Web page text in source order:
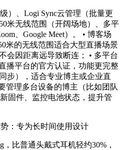
）、Logi Sync云管理（批量更
米无线范围（开阔场地）、多平
、Google Meet）。 • 博客场
米的无线范围适合大型直播场景
会因距离远导致断连； • 多平台
播平台的官方认证，功能更完整
步），适合专业博主或企业直
管理多台设备的博主（比如团队
固件、监控电池状态，提升管
： 专为长时间使用设计
比普通头戴式耳机轻约30%，